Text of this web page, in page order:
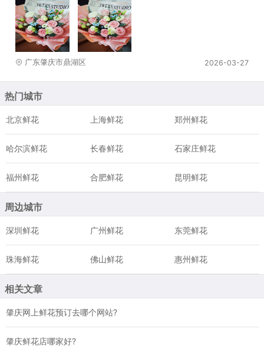
广东肇庆市鼎湖区 2026-03-27
热门城市
北京鲜花 上海鲜花 郑州鲜花
哈尔滨鲜花 长春鲜花 石家庄鲜花
福州鲜花 合肥鲜花 昆明鲜花
周边城市
深圳鲜花 广州鲜花 东莞鲜花
珠海鲜花 佛山鲜花 惠州鲜花
相关文章
肇庆网上鲜花预订去哪个网站?
肇庆鲜花店哪家好?